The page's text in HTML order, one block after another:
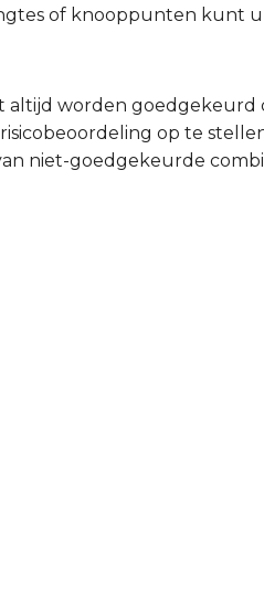
of knooppunten kunt
altijd worden goedgekeurd
op te
niet-goedgekeurde